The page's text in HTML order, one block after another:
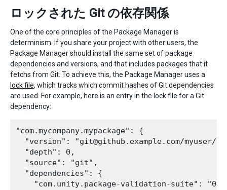
ロックされた Git の依存関係
One of the core principles of the Package Manager is
determinism. If you share your project with other users, the
Package Manager should install the same set of package
dependencies and versions, and that includes packages that it
fetchs from Git. To achieve this, the Package Manager uses a
lock file, which tracks which commit hashes of Git dependencies
are used. For example, here is an entry in the lock file for a Git
dependency:
"com.mycompany.mypackage": {
"version": "git@github.example.com/myuser/
  "depth": 0,
  "source": "git",
  "dependencies": {
"com.unity.package-validation-suite":